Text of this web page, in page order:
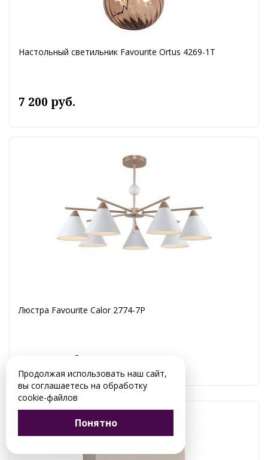
Настольный светильник Favourite Ortus 4269-1T
7 200 руб.
Люстра Favourite Calor 2774-7P
15 660 руб.
Продолжая использовать наш сайт,
вы соглашаетесь на обработку
cookie-файлов
Понятно